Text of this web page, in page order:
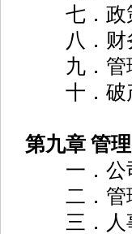
七．政
八．财
九．管
十．破
第九章 管理
一．公
二．管理
三．人